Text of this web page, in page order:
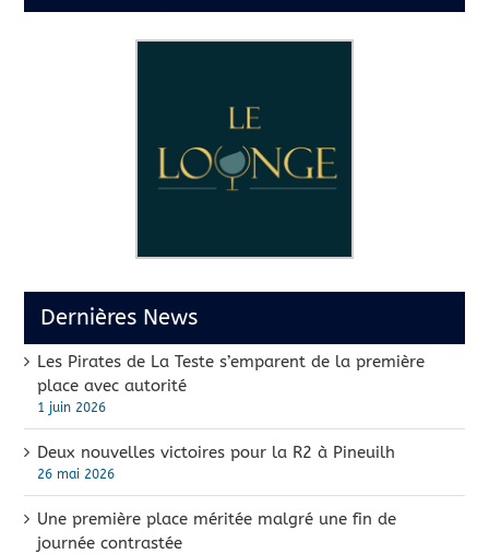
Dernières News
Les Pirates de La Teste s’emparent de la première
place avec autorité
1 juin 2026
Deux nouvelles victoires pour la R2 à Pineuilh
26 mai 2026
Une première place méritée malgré une fin de
journée contrastée